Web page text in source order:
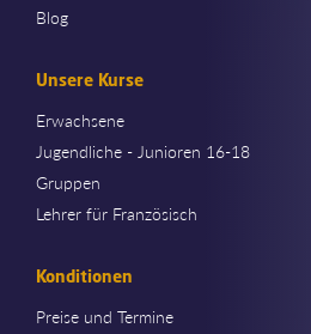
Blog
Unsere Kurse
Erwachsene
Jugendliche - Junioren 16-18
Gruppen
Lehrer für Französisch
Konditionen
Preise und Termine